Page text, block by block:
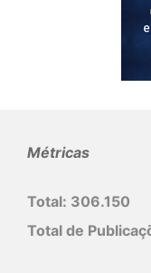
Métricas
Total: 306.150
Total de